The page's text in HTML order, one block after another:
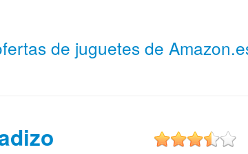
de juguetes de